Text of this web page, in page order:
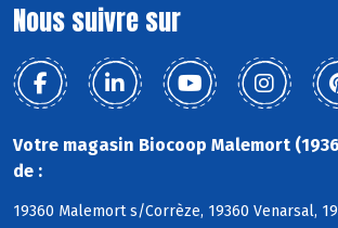
Nous suivre sur
Votre magasin Biocoop Malemort
de :
19360 Malemort s/Corrèze, 19360 Venarsal,